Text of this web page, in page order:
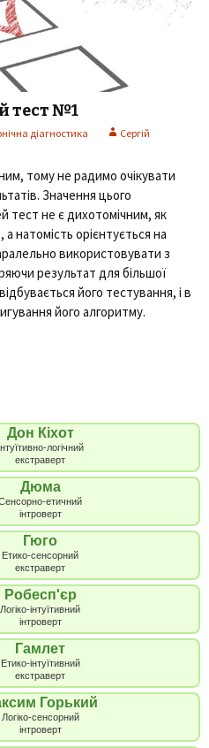
тест №1
діагностика
Сергій
тому не радимо очікувати
Значення цього
тест не є дихотомічним, як
а натомість орієнтується на
використовувати з
результат для більшої
його тестування, і в
його алгоритму.
тест №1
Дон Кіхот
логічний
екстраверт
Дюма
етичний
інтроверт
Гюго
Етико-сенсорний
екстраверт
Робесп'єр
Логіко-інтуїтивний
інтроверт
Гамлет
Етико-інтуїтивний
екстраверт
Горький
Логіко-сенсорний
інтроверт